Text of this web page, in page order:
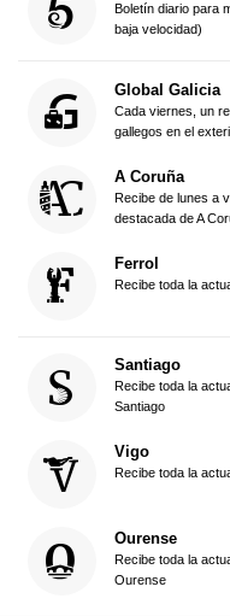
Boletín diario para
baja velocidad)
Global Galicia
Cada viernes, un
gallegos en el
A Coruña
Recibe de lunes a
destacada de A
Ferrol
Recibe toda la
Santiago
Recibe toda la
Santiago
Vigo
Recibe toda la
Ourense
Recibe toda la
Ourense